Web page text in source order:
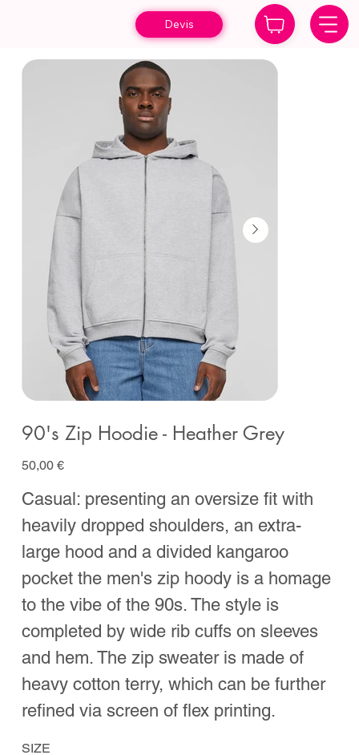
Devis
90's Zip Hoodie - Heather Grey
Prix
50,00 €
Casual: presenting an oversize fit with
heavily dropped shoulders, an extra-
large hood and a divided kangaroo
pocket the men's zip hoody is a homage
to the vibe of the 90s. The style is
completed by wide rib cuffs on sleeves
and hem. The zip sweater is made of
heavy cotton terry, which can be further
refined via screen of flex printing.
SIZE